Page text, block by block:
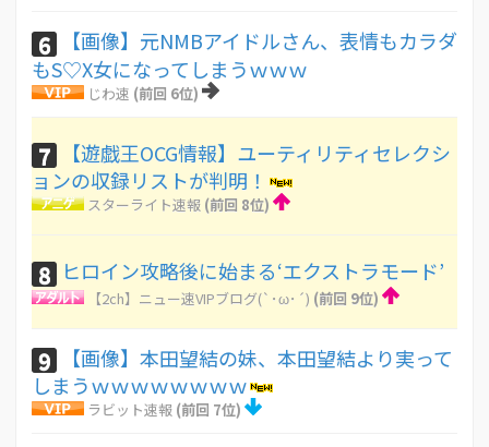
6
【画像】元NMBアイドルさん、表情もカラダ
もS♡X女になってしまうｗｗｗ
じわ速 (前回 6位)
7
【遊戯王OCG情報】ユーティリティセレクシ
ョンの収録リストが判明！
スターライト速報 (前回 8位)
8 ヒロイン攻略後に始まる‘エクストラモード’
【2ch】ニュー速VIPブログ(`･ω･´) (前回 9位)
9
【画像】本田望結の妹、本田望結より実って
しまうｗｗｗｗｗｗｗｗ
ラビット速報 (前回 7位)